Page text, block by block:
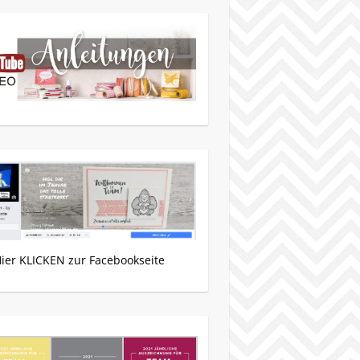
KLICKEN zur Facebookseite